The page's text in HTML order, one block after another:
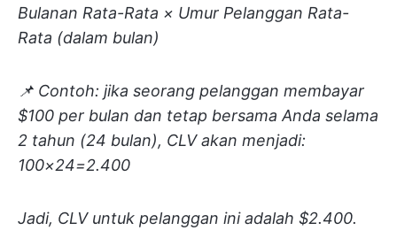
Bulanan Rata-Rata × Umur Pelanggan Rata-
Rata (dalam bulan)
📌 Contoh: jika seorang pelanggan membayar
$100 per bulan dan tetap bersama Anda selama
2 tahun (24 bulan), CLV akan menjadi:
100×24=2.400
Jadi, CLV untuk pelanggan ini adalah $2.400.